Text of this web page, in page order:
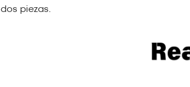
dos piezas.